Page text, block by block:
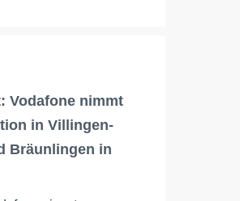
Vodafone nimmt
in Villingen-
Bräunlingen in